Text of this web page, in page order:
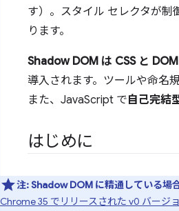
す）。スタイル セレクタが制
ります。
Shadow DOM は CSS と
導入されます。ツールや命名
また、JavaScript で自己完結
はじめに
注:Shadow DOM に精通している場
Chrome 35 でリリースされた v0 バージ